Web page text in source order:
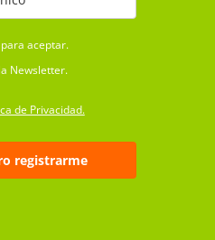
aceptar.
Newsletter.
de Privacidad.
registrarme